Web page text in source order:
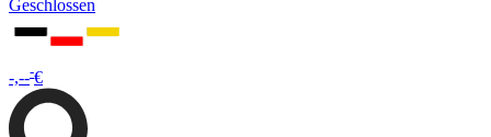
Geschlossen
-,---€